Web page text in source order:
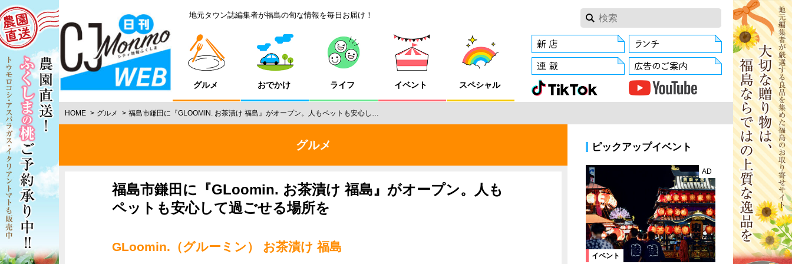
地元タウン誌編集者が福島の旬な情報を毎日お届け！
グルメ おでかけ ライフ イベント スペシャル
HOME グルメ 福島市鎌田に『GLOOMIN. お茶漬け 福島』がオープン。人もペットも安心し…
グルメ
福島市鎌田に『GLoomin. お茶漬け 福島』がオープン。人も
ペットも安心して過ごせる場所を
GLoomin.（グルーミン） お茶漬け 福島
ピックアップイベント
イベント
AD